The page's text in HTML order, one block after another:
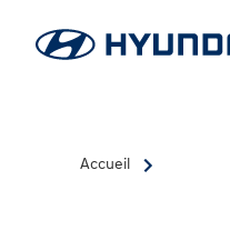
Accueil